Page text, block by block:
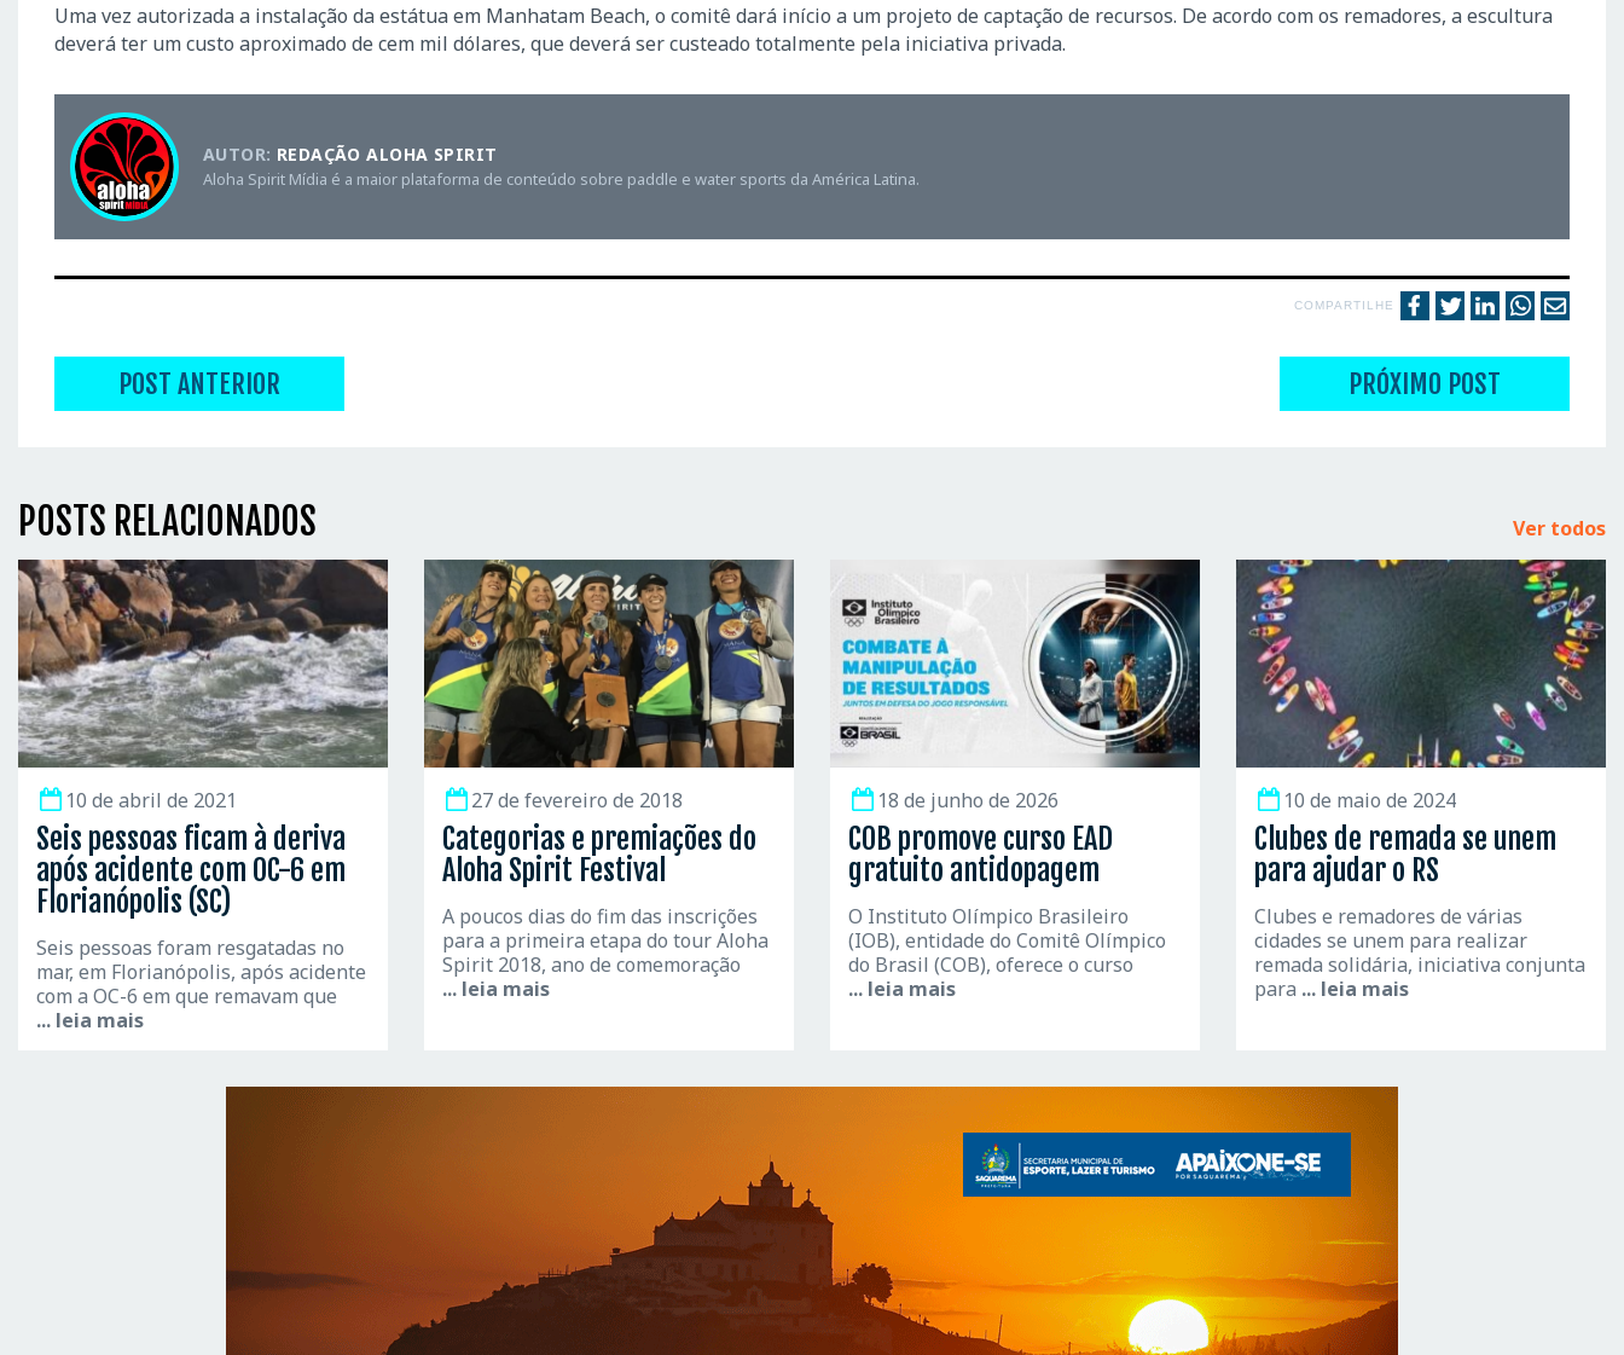
Uma vez autorizada a instalação da estátua em Manhatam Beach, o comitê dará início a um projeto de captação de recursos. De acordo com os remadores, a escultura
deverá ter um custo aproximado de cem mil dólares, que deverá ser custeado totalmente pela iniciativa privada.
AUTOR: REDAÇÃO ALOHA SPIRIT
Aloha Spirit Mídia é a maior plataforma de conteúdo sobre paddle e water sports da América Latina.
COMPARTILHE
POST ANTERIOR PRÓXIMO POST
POSTS RELACIONADOS Ver todos
10 de abril de 2021
Seis pessoas ficam à deriva
após acidente com OC-6 em
Florianópolis (SC)
Seis pessoas foram resgatadas no
mar, em Florianópolis, após acidente
com a OC-6 em que remavam que
... leia mais
27 de fevereiro de 2018
Categorias e premiações do
Aloha Spirit Festival
A poucos dias do fim das inscrições
para a primeira etapa do tour Aloha
Spirit 2018, ano de comemoração
... leia mais
18 de junho de 2026
COB promove curso EAD
gratuito antidopagem
O Instituto Olímpico Brasileiro
(IOB), entidade do Comitê Olímpico
do Brasil (COB), oferece o curso
... leia mais
10 de maio de 2024
Clubes de remada se unem
para ajudar o RS
Clubes e remadores de várias
cidades se unem para realizar
remada solidária, iniciativa conjunta
para ... leia mais